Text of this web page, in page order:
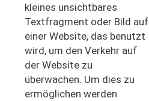
kleines unsichtbares
Textfragment oder Bild auf
einer Website, das benutzt
wird, um den Verkehr auf
der Website zu
überwachen. Um dies zu
ermöglichen werden